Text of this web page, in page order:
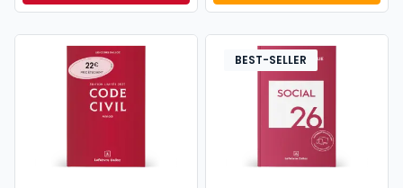
BEST-SELLER